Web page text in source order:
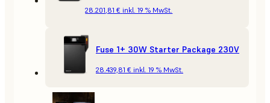
28.201,81 € inkl. 19 % MwSt.
Fuse 1+ 30W Starter Package 230V
28.439,81 € inkl. 19 % MwSt.